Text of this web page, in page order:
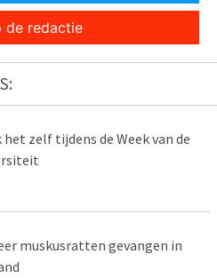
de redactie
zelf tijdens de Week van de
muskusratten gevangen in